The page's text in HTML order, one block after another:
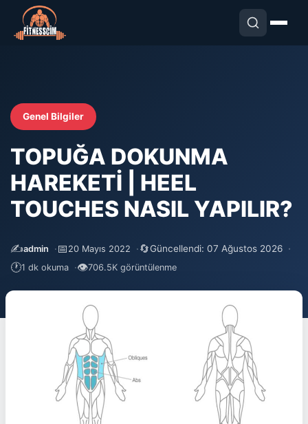
Genel Bilgiler
TOPUĞA DOKUNMA
HAREKETİ | HEEL
TOUCHES NASIL YAPILIR?
✍️admin 📅 20 Mayıs 2022 🔄Güncellendi: 07 Ağustos 2026
🕐1 dk okuma 👁706.5K görüntülenme